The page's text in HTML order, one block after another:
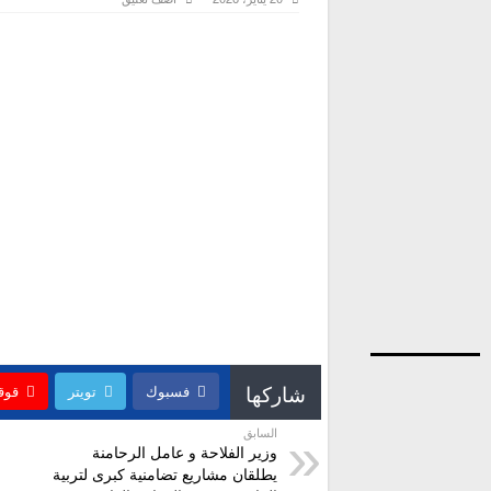
شاركها فسبوك تويتر
السابق
وزير الفلاحة و عامل الرحامنة
يطلقان مشاريع تضامنية كبرى لتربية